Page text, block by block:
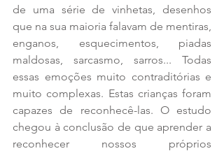
de uma série de vinhetas, desenhos
que na sua maioria falavam de mentiras,
enganos, esquecimentos, piadas
maldosas, sarcasmo, sarros... Todas
essas emoções muito contraditórias e
muito complexas. Estas crianças foram
capazes de reconhecê-las. O estudo
chegou à conclusão de que aprender a
reconhecer nossos próprios